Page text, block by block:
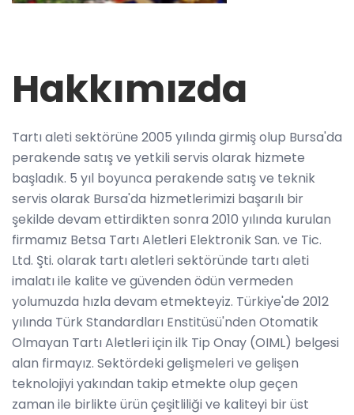
Hakkımızda
Tartı aleti sektörüne 2005 yılında girmiş olup Bursa'da
perakende satış ve yetkili servis olarak hizmete
başladık. 5 yıl boyunca perakende satış ve teknik
servis olarak Bursa'da hizmetlerimizi başarılı bir
şekilde devam ettirdikten sonra 2010 yılında kurulan
firmamız Betsa Tartı Aletleri Elektronik San. ve Tic.
Ltd. Şti. olarak tartı aletleri sektöründe tartı aleti
imalatı ile kalite ve güvenden ödün vermeden
yolumuzda hızla devam etmekteyiz. Türkiye'de 2012
yılında Türk Standardları Enstitüsü'nden Otomatik
Olmayan Tartı Aletleri için ilk Tip Onay (OIML) belgesi
alan firmayız. Sektördeki gelişmeleri ve gelişen
teknolojiyi yakından takip etmekte olup geçen
zaman ile birlikte ürün çeşitliliği ve kaliteyi bir üst